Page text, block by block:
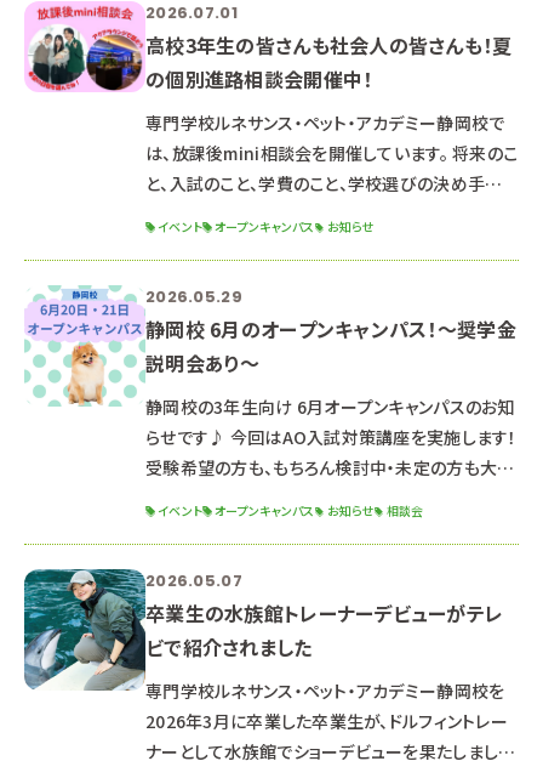
け】✧♡✧♡✧♡✧♡✧♡ ７月２５日（土） ７月２６
日（日） １３：００～１６：３０（１２：３０～受付開始）
【全学年におすすめ】★＊＊★＊＊★＊＊ ８
2026.07.01
高校3年生の皆さんも社会人の皆さんも！夏
の個別進路相談会開催中！
専門学校ルネサンス・ペット・アカデミー静岡校で
は、放課後mini相談会を開催しています。 将来のこ
と、入試のこと、学費のこと、学校選びの決め手な
んは仕事終わりでご都合のいい日程を調整します。
ご希望の開催日時をお知らせください。日時を調整
してこちらからご連絡させていただきます。 下記
フォーム、または公式LINEよりご予約ください。
↓↓↓ 放
イベント オープンキャンパス お知らせ
2026.05.29
静岡校 6月のオープンキャンパス！～奨学金
説明会あり～
静岡校の3年生向け 6月オープンキャンパスのお知
らせです♪ 今回はAO入試対策講座を実施します！
受験希望の方も、もちろん検討中・未定の方も大歓
学金に関するお問い合わせを多数いただいていま
すので 開始前の時間に「奨学金説明会」を行いま
す。 奨学金はよくわからない...その気持ちに奨学金
兼 就職 担当の先生が 就職まで見据えてお答えし
イベント オープンキャンパス お知らせ 相談会
2026.05.07
卒業生の水族館トレーナーデビューがテレ
ビで紹介されました
専門学校ルネサンス・ペット・アカデミー静岡校を
2026年3月に卒業した卒業生が、ドルフィントレー
ナーとして水族館でショーデビューを果たしまし